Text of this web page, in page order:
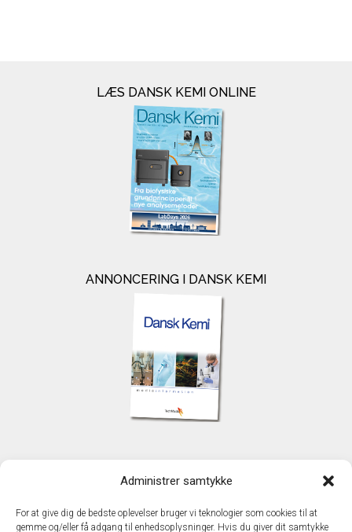
Administrer samtykke
For at give dig de bedste oplevelser bruger vi teknologier som cookies til at
gemme og/eller få adgang til enhedsoplysninger. Hvis du giver dit samtykke
LÆS DANSK KEMI ONLINE
ANNONCERING I DANSK KEMI
TechMedia A/S
DK - 2600 Glostrup